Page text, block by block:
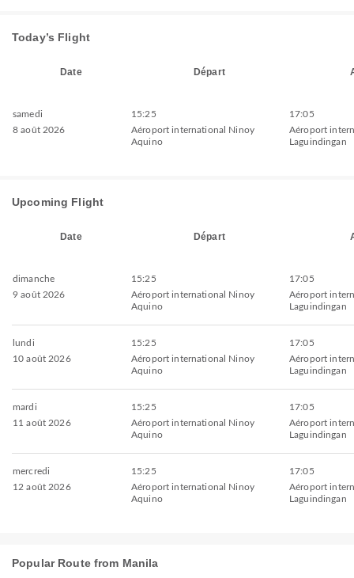
Today’s Flight
Date Départ
samedi
8 août 2026
15:25
Aéroport international Ninoy
Aquino
17:05
Aéroport
Laguindingan
Upcoming Flight
Date Départ
dimanche
9 août 2026
15:25
Aéroport international Ninoy
Aquino
17:05
Aéroport
Laguindingan
lundi
10 août 2026
15:25
Aéroport international Ninoy
Aquino
17:05
Aéroport
Laguindingan
mardi
11 août 2026
15:25
Aéroport international Ninoy
Aquino
17:05
Aéroport
Laguindingan
mercredi
12 août 2026
15:25
Aéroport international Ninoy
Aquino
17:05
Aéroport
Laguindingan
Popular Route from Manila